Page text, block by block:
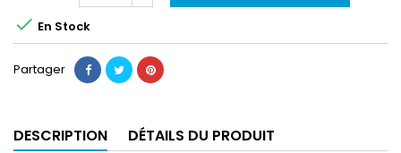
 En Stock
Partager
DESCRIPTION DÉTAILS DU PRODUIT